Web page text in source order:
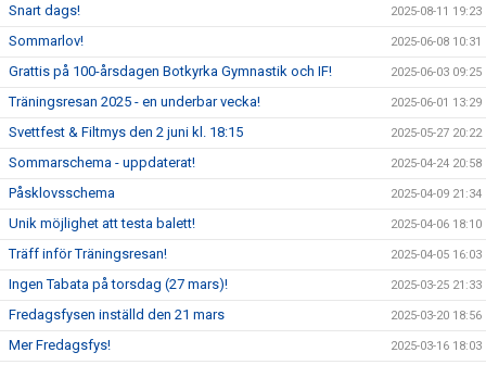
Snart dags! 2025-08-11 19:23
Sommarlov! 2025-06-08 10:31
Grattis på 100-årsdagen Botkyrka Gymnastik och IF! 2025-06-03 09:25
Träningsresan 2025 - en underbar vecka! 2025-06-01 13:29
Svettfest & Filtmys den 2 juni kl. 18:15 2025-05-27 20:22
Sommarschema - uppdaterat! 2025-04-24 20:58
Påsklovsschema 2025-04-09 21:34
Unik möjlighet att testa balett! 2025-04-06 18:10
Träff inför Träningsresan! 2025-04-05 16:03
Ingen Tabata på torsdag (27 mars)! 2025-03-25 21:33
Fredagsfysen inställd den 21 mars 2025-03-20 18:56
Mer Fredagsfys! 2025-03-16 18:03